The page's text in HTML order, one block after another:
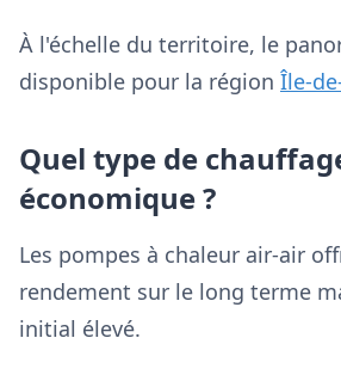
À l'échelle du territoire, le
disponible pour la région Île-
Quel type de
économique ?
Les pompes à chaleur air-air
rendement sur le long terme
initial élevé.